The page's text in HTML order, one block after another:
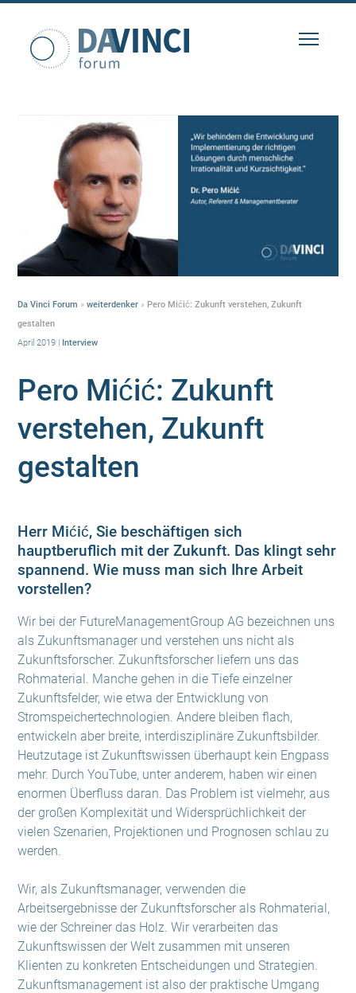
Da Vinci Forum »weiterdenker » Pero Mićić: Zukunft verstehen, Zukunft
gestalten
April 2019 | Interview
Pero Mićić: Zukunft
verstehen, Zukunft
gestalten
Herr Mićić, Sie beschäftigen sich
hauptberuflich mit der Zukunft. Das klingt sehr
spannend. Wie muss man sich Ihre Arbeit
vorstellen?
Wir bei der FutureManagementGroup AG bezeichnen uns
als Zukunftsmanager und verstehen uns nicht als
Zukunftsforscher. Zukunftsforscher liefern uns das
Rohmaterial. Manche gehen in die Tiefe einzelner
Zukunftsfelder, wie etwa der Entwicklung von
Stromspeichertechnologien. Andere bleiben flach,
entwickeln aber breite, interdisziplinäre Zukunftsbilder.
Heutzutage ist Zukunftswissen überhaupt kein Engpass
mehr. Durch YouTube, unter anderem, haben wir einen
enormen Überfluss daran. Das Problem ist vielmehr, aus
der großen Komplexität und Widersprüchlichkeit der
vielen Szenarien, Projektionen und Prognosen schlau zu
werden.
Wir, als Zukunftsmanager, verwenden die
Arbeitsergebnisse der Zukunftsforscher als Rohmaterial,
wie der Schreiner das Holz. Wir verarbeiten das
Zukunftswissen der Welt zusammen mit unseren
Klienten zu konkreten Entscheidungen und Strategien.
Zukunftsmanagement ist also der praktische Umgang